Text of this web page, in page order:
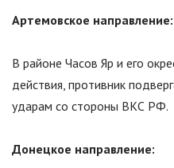
Артемовское направление:
В районе Часов Яр и его
действия, противник
ударам со стороны ВКС РФ.
Донецкое направление: